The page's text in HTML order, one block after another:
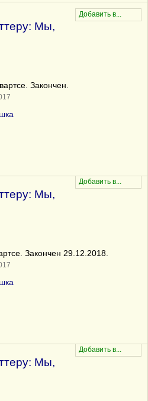
Мы,
Закончен.
Мы,
Закончен 29.12.2018.
Мы,